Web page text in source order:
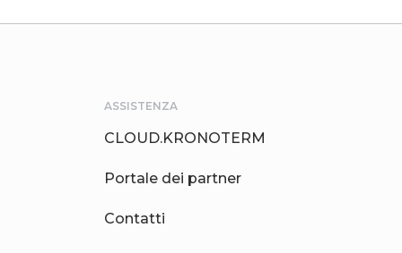
ASSISTENZA
CLOUD.KRONOTERM
Portale dei partner
Contatti